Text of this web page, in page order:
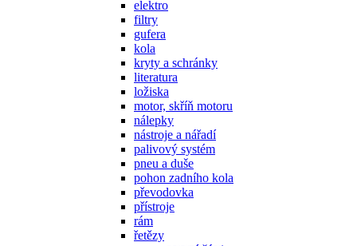
elektro
filtry
gufera
kola
kryty a schránky
literatura
ložiska
motor, skříň motoru
nálepky
nástroje a nářadí
palivový systém
pneu a duše
pohon zadního kola
převodovka
přístroje
rám
řetězy